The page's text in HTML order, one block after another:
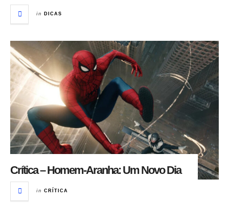
in DICAS
Crítica – Homem-Aranha: Um Novo Dia
in CRÍTICA